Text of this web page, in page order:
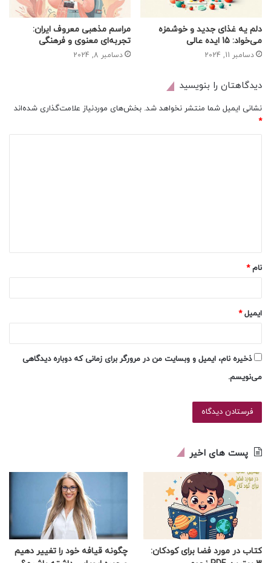
دلم یه غذای جدید و خوشمزه
می‌خواد: 15 ایده عالی
دسامبر 11, 2024
مراسم مذهبی معروف ایران:
تجربه‌ای معنوی و فرهنگی
دسامبر 8, 2024
دیدگاهتان را بنویسید
نشانی ایمیل شما منتشر نخواهد شد. بخش‌های موردنیاز علامت‌گذاری شده‌اند
*
*
نام*
ایمیل*
ذخیره نام، ایمیل و وبسایت من در مرورگر برای زمانی که دوباره دیدگاهی
می‌نویسم.
پست های اخیر
کتاب در مورد فضا برای کودکان:
چگونه قیافه خود را تغییر دهیم